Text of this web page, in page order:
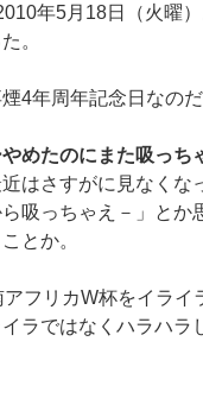
年5月18日（火曜
。
4年周年記念日なのだ
やめたのにまた吸っち
はさすがに見なくな
吸っちゃえ－」とか
とか。
フリカW杯をイライ
ラではなくハラハラ